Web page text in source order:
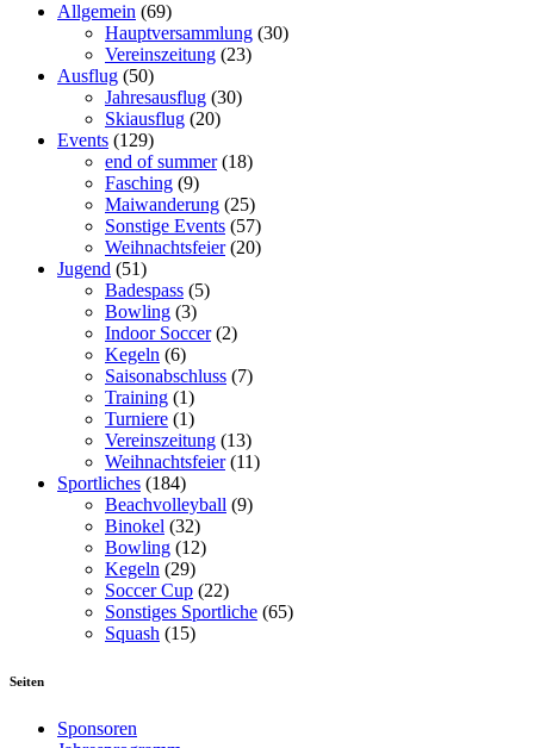
Allgemein (69)
Hauptversammlung (30)
Vereinszeitung (23)
Ausflug (50)
Jahresausflug (30)
Skiausflug (20)
Events (129)
end of summer(18)
Fasching (9)
Maiwanderung (25)
Sonstige Events (57)
Weihnachtsfeier(20)
Jugend (51)
Badespass (5)
Bowling (3)
Indoor Soccer(2)
Kegeln (6)
Saisonabschluss (7)
Training (1)
Turniere (1)
Vereinszeitung (13)
Weihnachtsfeier(11)
Sportliches (184)
Beachvolleyball (9)
Binokel (32)
Bowling (12)
Kegeln (29)
Soccer Cup (22)
Sonstiges Sportliche (65)
Squash (15)
Seiten
Sponsoren